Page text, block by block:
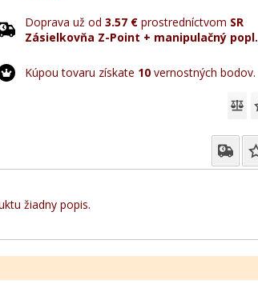
Doprava už od 3.57 € prostredníctvom SR
Zásielkovňa Z-Point + manipulačný popl.
Kúpou tovaru získate 10 vernostných bodov.
žiadny popis.